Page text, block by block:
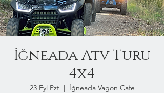
İğneada Atv Turu
4x4
23 Eyl Pzt
  |
İğneada Vagon Cafe